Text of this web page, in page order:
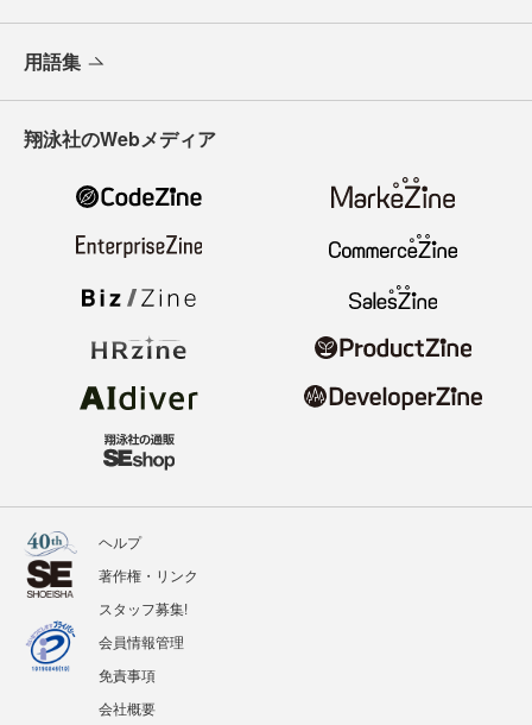
用語集
翔泳社のWebメディア
ヘルプ
著作権・リンク
スタッフ募集!
会員情報管理
免責事項
会社概要